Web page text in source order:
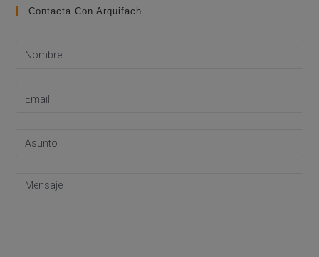
Contacta Con Arquifach